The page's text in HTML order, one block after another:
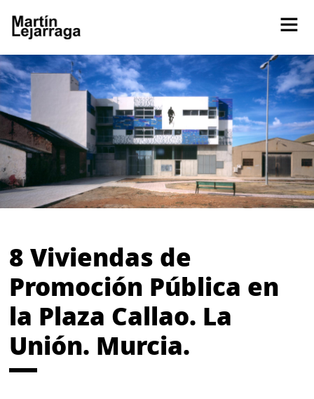
8 Viviendas de
Promoción Pública en
la Plaza Callao. La
Unión. Murcia.